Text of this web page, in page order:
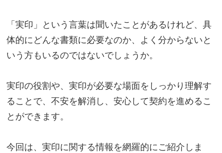
「実印」という言葉は聞いたことがあるけれど、具
体的にどんな書類に必要なのか、よく分からないと
いう方もいるのではないでしょうか。
実印の役割や、実印が必要な場面をしっかり理解す
ることで、不安を解消し、安心して契約を進めるこ
とができます。
今回は、実印に関する情報を網羅的にご紹介しま